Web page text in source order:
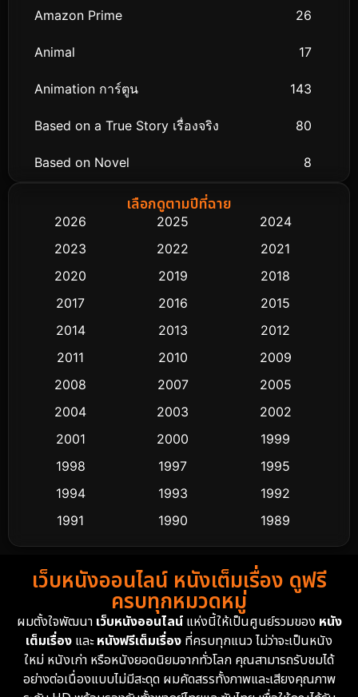
Amazon Prime 26
Animal 17
Animation การ์ตูน 143
Based on a True Story เรื่องจริง 80
Based on Novel 8
Biography ชีวิตจริง
Classic หนังคลาสสิก
Comedy ตลก 453
Crime อาชญากรรม 530
Cult Film
Dance เต้น
Detective สืบสวน
Detective สืบสวน
Disney+ 4
Documentary สารคดี 95
เลือกดูตามปีที่ฉาย
2026 2025
2024
2023
2022
2021
2020
2019
2018
2017
2016
2015
2014
2013
2012
2011
2010
2009
2008
2007
2005
2004
2003
2002
2001
2000
1999
1998
1997
1995
1994
1993
1992
1991
1990
1989
1988
1986
1985
1983
1982
1981
1974
1962
เว็บหนังออนไลน์ หนังเต็มเรื่อง ดูฟรี
ครบทุกหมวดหมู่
ผมตั้งใจพัฒนา เว็บหนังออนไลน์แห่งนี้ให้เป็นศูนย์รวมของ หนัง
เต็มเรื่อง และหนังฟรีเต็มเรื่อง ที่ครบทุกแนว ไม่ว่าจะเป็นหนัง
ใหม่ หนังเก่า หรือหนังยอดนิยมจากทั่วโลก คุณสามารถรับชมได้
อย่างต่อเนื่องแบบไม่มีสะดุด ผมคัดสรรทั้งภาพและเสียงคุณภาพ